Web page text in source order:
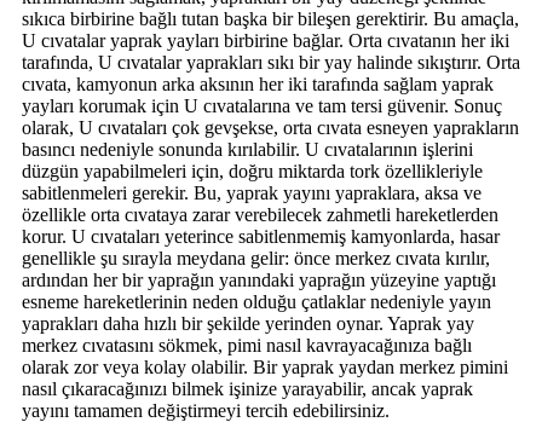
sıkıca birbirine bağlı tutan başka bir bileşen gerektirir. Bu amaçla,
U cıvatalar yaprak yayları birbirine bağlar. Orta cıvatanın her iki
tarafında, U cıvatalar yaprakları sıkı bir yay halinde sıkıştırır. Orta
cıvata, kamyonun arka aksının her iki tarafında sağlam yaprak
yayları korumak için U cıvatalarına ve tam tersi güvenir. Sonuç
olarak, U cıvataları çok gevşekse, orta cıvata esneyen yaprakların
basıncı nedeniyle sonunda kırılabilir. U cıvatalarının işlerini
düzgün yapabilmeleri için, doğru miktarda tork özellikleriyle
sabitlenmeleri gerekir. Bu, yaprak yayını yapraklara, aksa ve
özellikle orta cıvataya zarar verebilecek zahmetli hareketlerden
korur. U cıvataları yeterince sabitlenmemiş kamyonlarda, hasar
genellikle şu sırayla meydana gelir: önce merkez cıvata kırılır,
ardından her bir yaprağın yanındaki yaprağın yüzeyine yaptığı
esneme hareketlerinin neden olduğu çatlaklar nedeniyle yayın
yaprakları daha hızlı bir şekilde yerinden oynar. Yaprak yay
merkez cıvatasını sökmek, pimi nasıl kavrayacağınıza bağlı
olarak zor veya kolay olabilir. Bir yaprak yaydan merkez pimini
nasıl çıkaracağınızı bilmek işinize yarayabilir, ancak yaprak
yayını tamamen değiştirmeyi tercih edebilirsiniz.